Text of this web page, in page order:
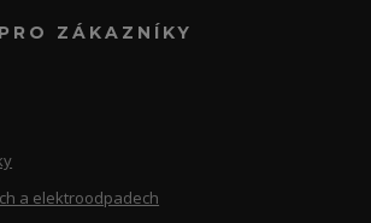
ZÁKAZNÍKY
a elektroodpadech